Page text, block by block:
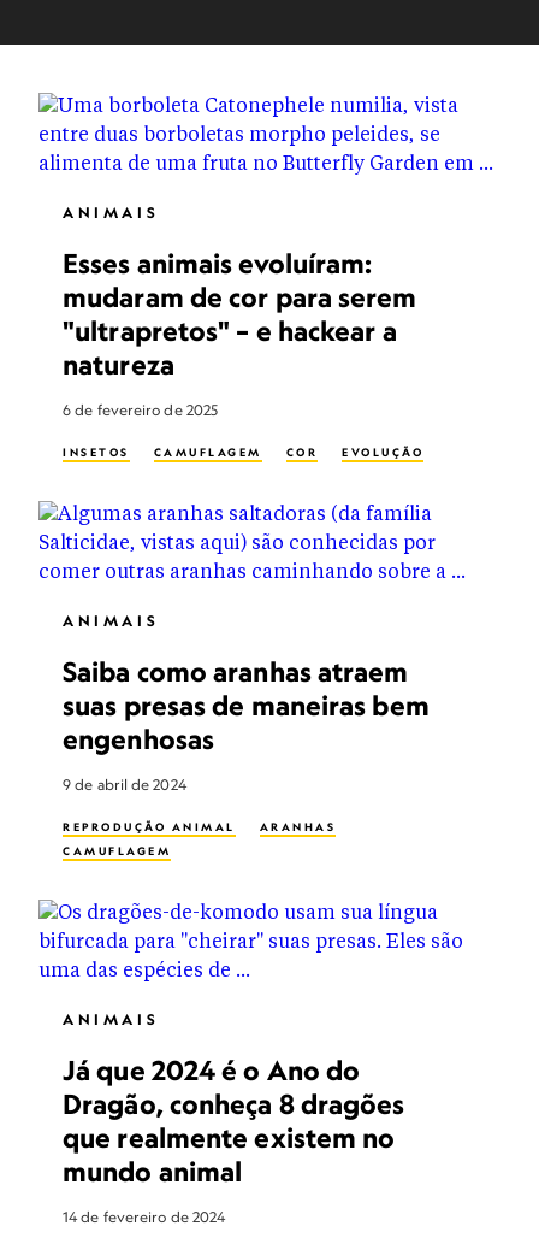
ANIMAIS
Esses animais evoluíram:
mudaram de cor para serem
"ultrapretos" – e hackear a
natureza
6 de fevereiro de 2025
INSETOS CAMUFLAGEM COR EVOLUÇÃO
ANIMAIS
Saiba como aranhas atraem
suas presas de maneiras bem
engenhosas
9 de abril de 2024
REPRODUÇÃO ANIMAL
ARANHAS
CAMUFLAGEM
ANIMAIS
Já que 2024 é o Ano do
Dragão, conheça 8 dragões
que realmente existem no
mundo animal
14 de fevereiro de 2024